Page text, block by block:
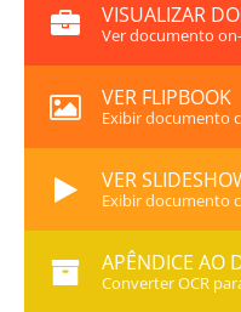
VISUALIZAR
Ver documento
VER FLIPBOOK
Exibir documento
VER
Exibir documento
APÊNDICE AO
Converter OCR